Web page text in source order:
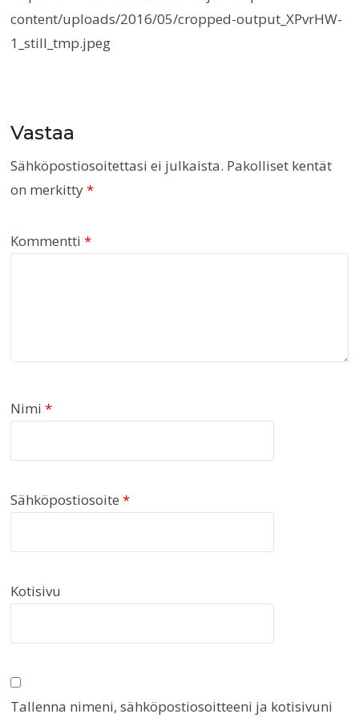
content/uploads/2016/05/cropped-output_XPvrHW-
1_still_tmp.jpeg
Vastaa
Sähköpostiosoitettasi ei julkaista. Pakolliset kentät
on merkitty*
Kommentti*
Nimi*
Sähköpostiosoite*
Kotisivu
Tallenna nimeni, sähköpostiosoitteeni ja kotisivuni